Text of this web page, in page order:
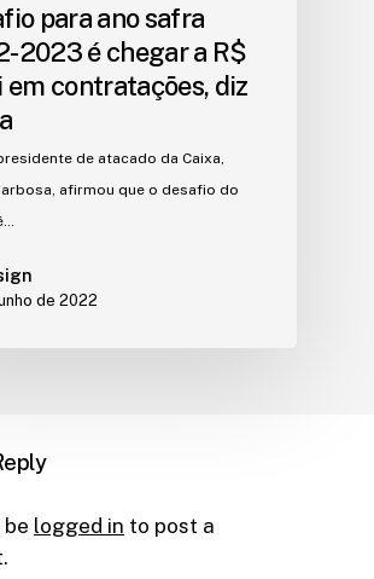
para ano safra
2023 é chegar a R$
em contratações, diz
de atacado da Caixa,
afirmou que o desafio do
de 2022
be logged in to post a